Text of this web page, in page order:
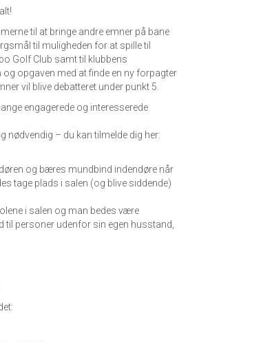
til at bringe andre emner på bane
til muligheden for at spille til
Golf Club samt til klubbens
opgaven med at finde en ny forpagter
vil blive debatteret under punkt 5.
engagerede og interesserede
nødvendig – du kan tilmelde dig her:
og bæres mundbind indendøre når
tage plads i salen (og blive siddende)
i salen og man bedes være
personer udenfor sin egen husstand,